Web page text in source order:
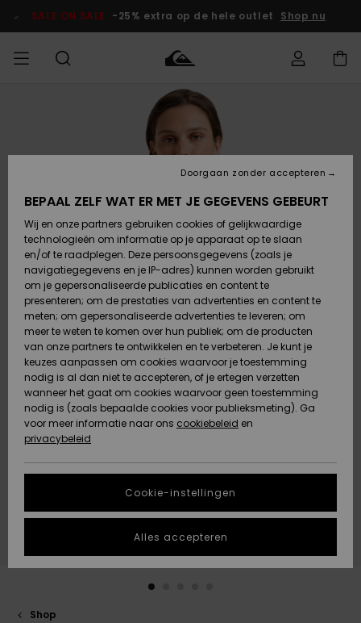
Productinformatie
SALE ON SALE -25% extra op de hele outlet Shop nu
Kleding
Accessoires
Schoenen &
Slippers
Surf /
Water
Snow
Nieuw
Highlights
JONGENS
Kleding
Accessoires
Schoenen &
Slippers
Surf /
Water
Sneeuw
Nieuw
Highlights
DAMES
Shop
Highlights
Snow
SURF
Heren Surf
Shop
Surf Shop
Highlights
Community
SNOW
Heren Snow
Shop
Snow Shop
Dames
Snow Shop
Highlights
Gemeenschap
SALE ON
SALE
HEREN
OUTLET
Kinderen
VROUW
OUTLET
Regio- En
Taalinstellingen
français
Nederlands
Toegang tot
mijn bestelling
Retouren
Betaling
Giftcard
Quiksilver
Freedom
Gegevensbescherming
gesprek om het
snelste
vraag te
krijgen.
Gesprek
DUURZAAMHEID
STORE LOCATOR
Shop
BEPAAL ZELF WAT ER MET JE GEGEVENS GEBEURT
Wij en onze partners gebruiken cookies of gelijkwaardige
technologieën om informatie op je apparaat op te slaan
en/of te raadplegen. Deze persoonsgegevens (zoals je
navigatiegegevens en je IP-adres) kunnen worden gebruikt
om je gepersonaliseerde publicaties en content te
presenteren; om de prestaties van advertenties en content te
meten; om gepersonaliseerde advertenties te leveren; om
meer te weten te komen over hun publiek; om de producten
van onze partners te ontwikkelen en te verbeteren. Je kunt je
keuzes aanpassen om cookies waarvoor je toestemming
nodig is al dan niet te accepteren, of je ertegen verzetten
wanneer het gaat om cookies waarvoor geen toestemming
nodig is (zoals bepaalde cookies voor publieksmeting). Ga
voor meer informatie naar ons cookiebeleid en
privacybeleid
Cookie-instellingen
Doorgaan zonder accepteren
Alles accepteren